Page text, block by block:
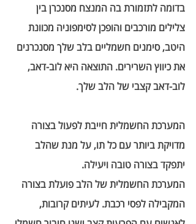
בדומה לתזמורת בה המנצח מסנכרן בין
צלילים מורכבים והופכן לסימפוניה מכוונת
היטב, סימנים חשמליים בלב שלך מסנכרנים
את כיווץ השרירים. התוצאה היא לוב-דאב,
לוב-דאב קצבי של הלב שלך.
המערכת החשמלית חייבת לפעול בצורה
מדויקת ביותר עם כל תו, על מנת שהלב
יתפקד בצורה טובה ויעילה.
המערכת החשמלית של הלב פועלת בצורה
המקבילה לפסי רכבת. לעיתים קרובות,